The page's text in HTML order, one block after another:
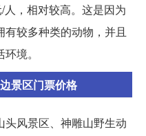
，相对较高。这是因为
较多种类的动物，并且
境。
景区门票价格
风景区、神雕山野生动